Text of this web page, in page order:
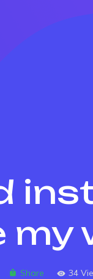
my
Share 34